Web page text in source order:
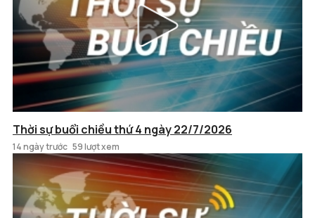
Thời sự buổi chiều thứ 4 ngày 22/7/2026
14 ngày trước 59 lượt xem